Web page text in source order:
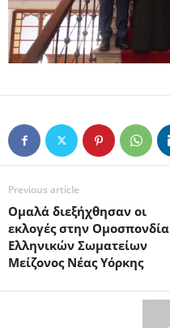
Previous article
Ομαλά διεξήχθησαν οι
εκλογές στην Ομοσπονδία
Ελληνικών Σωματείων
Μείζονος Νέας Υόρκης